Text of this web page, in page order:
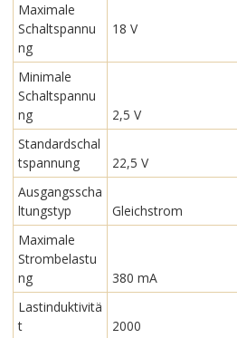
Maximale
Schaltspannu
ng
18 V
Minimale
Schaltspannu
ng
2,5 V
Standardschal
tspannung
22,5 V
Ausgangsscha
ltungstyp
Gleichstrom
Maximale
Strombelastu
ng
380 mA
Lastinduktivitä
t
2000